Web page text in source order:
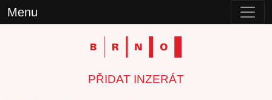
Menu
PŘIDAT INZERÁT